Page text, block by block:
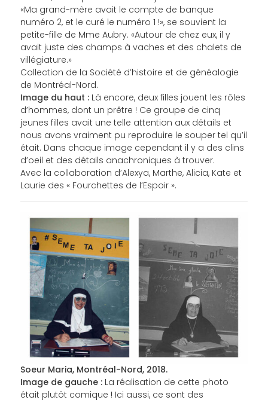
«Ma grand-mère avait le compte de banque
numéro 2, et le curé le numéro 1 !», se souvient la
petite-fille de Mme Aubry. «Autour de chez eux, il y
avait juste des champs à vaches et des chalets de
villégiature.»
Collection de la Société d’histoire et de généalogie
de Montréal-Nord.
Image du haut :Là encore, deux filles jouent les rôles
d’hommes, dont un prêtre ! Ce groupe de cinq
jeunes filles avait une telle attention aux détails et
nous avons vraiment pu reproduire le souper tel qu’il
était. Dans chaque image cependant il y a des clins
d’oeil et des détails anachroniques à trouver.
Avec la collaboration d’Alexya, Marthe, Alicia, Kate et
Laurie des « Fourchettes de l’Espoir ».
Soeur Maria, Montréal-Nord, 2018.
Image de gauche :La réalisation de cette photo
était plutôt comique ! Ici aussi, ce sont des